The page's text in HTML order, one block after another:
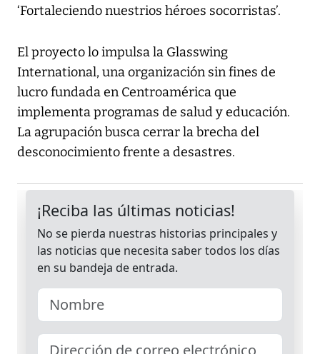
‘Fortaleciendo nuestrios héroes socorristas’.
El proyecto lo impulsa la Glasswing
International, una organización sin fines de
lucro fundada en Centroamérica que
implementa programas de salud y educación.
La agrupación busca cerrar la brecha del
desconocimiento frente a desastres.